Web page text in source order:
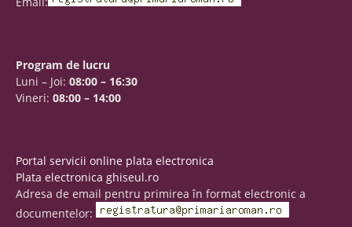
Program de lucru
Luni – Joi: 08:00 – 16:30
Vineri: 08:00 – 14:00
Portal servicii online plata electronica
Plata electronica ghiseul.ro
Adresa de email pentru primirea în format electronic a
documentelor: